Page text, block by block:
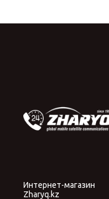
Интернет-магазин
Zharyq.kz